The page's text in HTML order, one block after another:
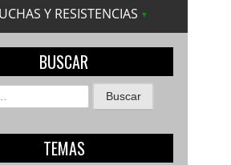
Y RESISTENCIAS
BUSCAR
TEMAS